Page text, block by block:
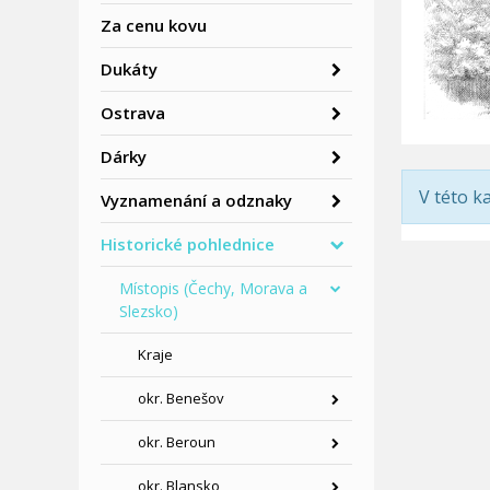
Za cenu kovu
Dukáty
Ostrava
Dárky
Vyznamenání a odznaky
Historické pohlednice
Místopis (Čechy, Morava a
Slezsko)
Kraje
okr. Benešov
okr. Beroun
okr. Blansko
V této